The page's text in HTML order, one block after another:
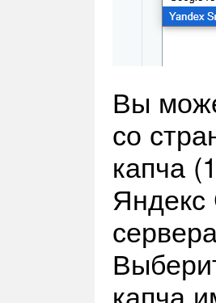
Вы
со
капча
Яндекс
капча